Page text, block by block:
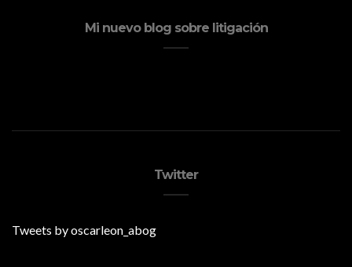
Mi nuevo blog sobre litigación
Twitter
Tweets by oscarleon_abog